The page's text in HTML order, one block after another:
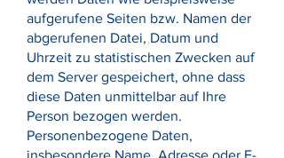
aufgerufene Seiten bzw. Namen der
abgerufenen Datei, Datum und
Uhrzeit zu statistischen Zwecken auf
dem Server gespeichert, ohne dass
diese Daten unmittelbar auf Ihre
Person bezogen werden.
Personenbezogene Daten,
insbesondere Name, Adresse oder E-